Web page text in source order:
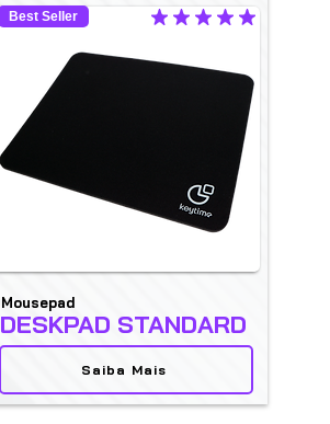
5Best Seller la calificación promedio es 5 de 5
DESKPAD STANDARD
Mousepad
Saiba Mais